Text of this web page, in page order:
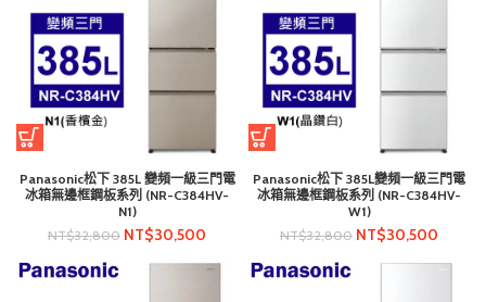
Panasonic松下 385L 變頻一級三門電
冰箱無邊框鋼板系列 (NR-C384HV-
N1)
NT$32,800 NT$30,500
Panasonic松下 385L變頻一級三門電
冰箱無邊框鋼板系列 (NR-C384HV-
W1)
NT$32,800 NT$30,500